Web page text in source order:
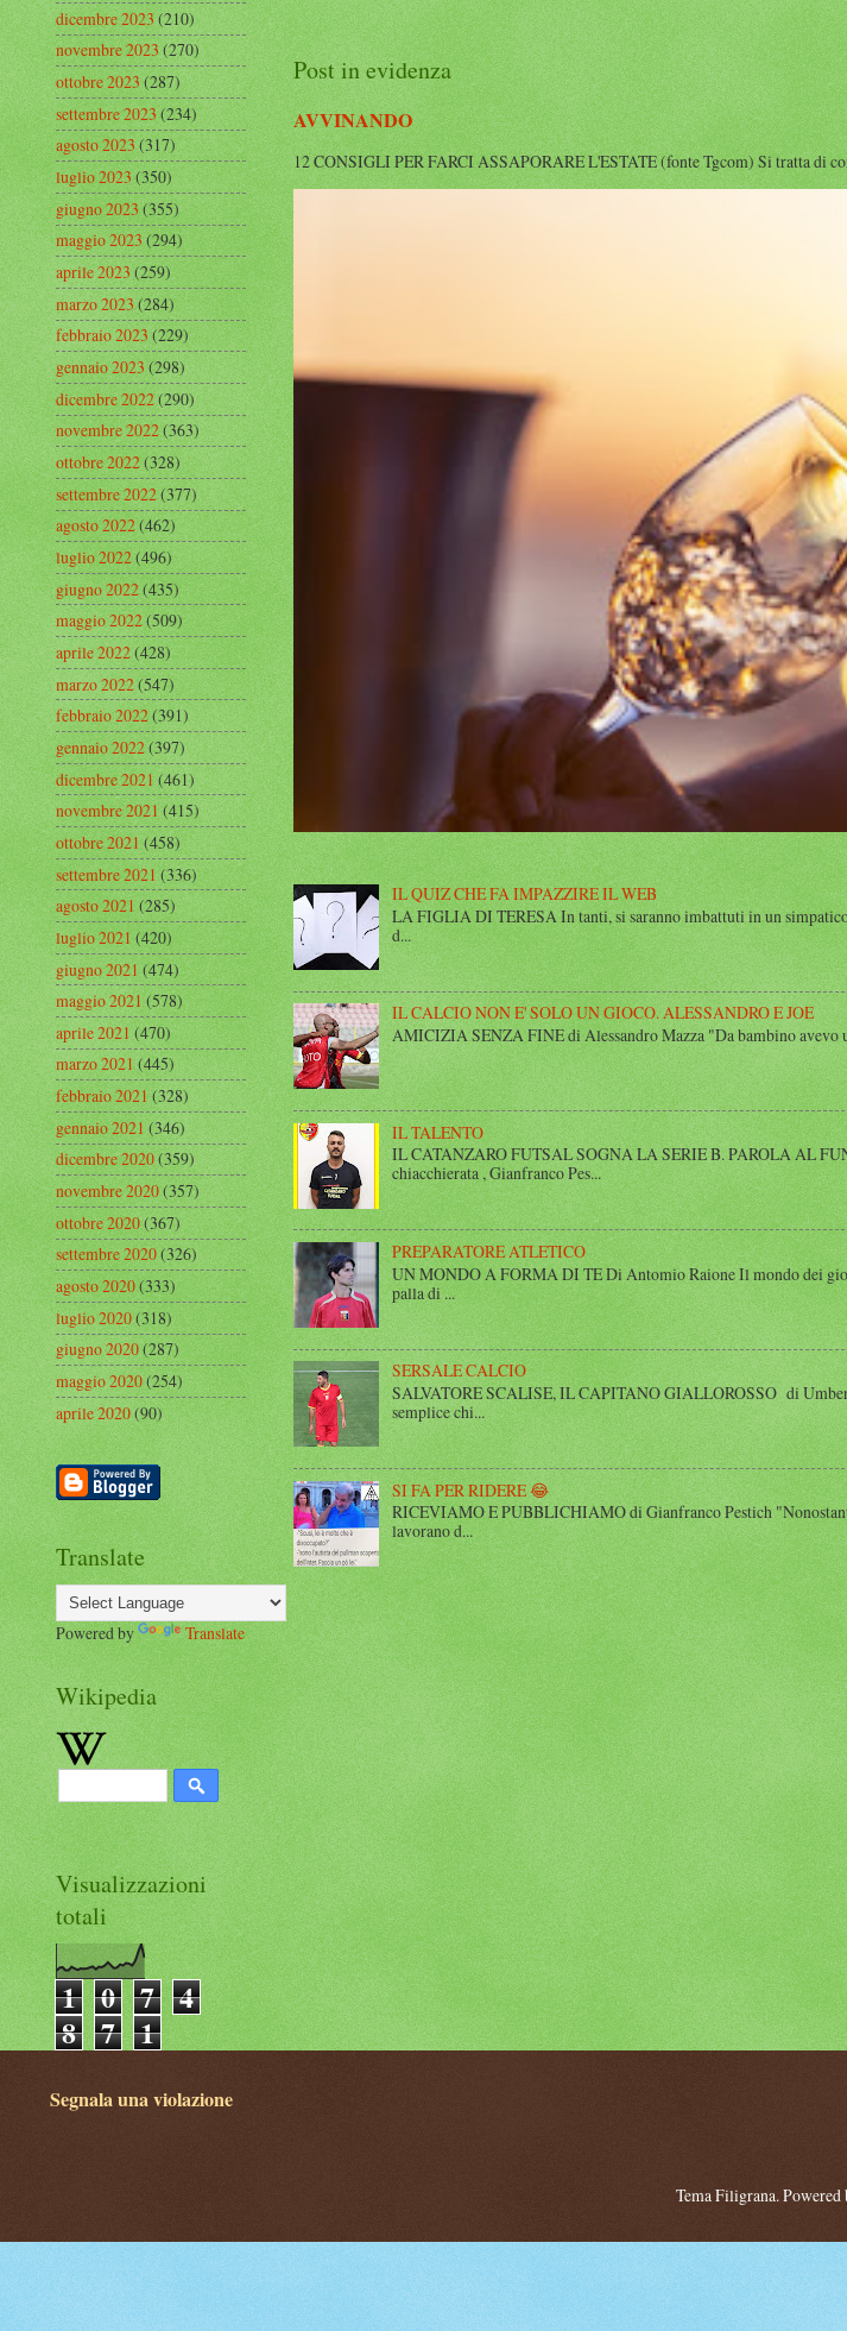
Post in evidenza
AVVINANDO
12 CONSIGLI PER FARCI ASSAPORARE L'ESTATE (fonte Tgcom) Si tratta di
IL QUIZ CHE FA IMPAZZIRE IL WEB
LA FIGLIA DI TERESA In tanti, si saranno imbattuti in un
d...
IL CALCIO NON E' SOLO UN GIOCO. ALESSANDRO E JOE
AMICIZIA SENZA FINE di Alessandro Mazza "Da bambino avevo
IL TALENTO
IL CATANZARO FUTSAL SOGNA LA SERIE B. PAROLA AL
chiacchierata , Gianfranco Pes...
PREPARATORE ATLETICO
UN MONDO A FORMA DI TE Di Antomio Raione Il mondo dei
palla di ...
SERSALE CALCIO
SALVATORE SCALISE, IL CAPITANO GIALLOROSSO di
semplice chi...
SI FA PER RIDERE 😂
RICEVIAMO E PUBBLICHIAMO di Gianfranco Pestich
lavorano d...
dicembre 2023(210)
novembre 2023(270)
ottobre 2023(287)
settembre 2023(234)
agosto 2023(317)
luglio 2023(350)
giugno 2023(355)
maggio 2023(294)
aprile 2023(259)
marzo 2023(284)
febbraio 2023(229)
gennaio 2023(298)
dicembre 2022(290)
novembre 2022(363)
ottobre 2022(328)
settembre 2022(377)
agosto 2022(462)
luglio 2022(496)
giugno 2022(435)
maggio 2022(509)
aprile 2022(428)
marzo 2022(547)
febbraio 2022(391)
gennaio 2022(397)
dicembre 2021(461)
novembre 2021(415)
ottobre 2021(458)
settembre 2021(336)
agosto 2021(285)
luglio 2021(420)
giugno 2021(474)
maggio 2021(578)
aprile 2021(470)
marzo 2021(445)
febbraio 2021(328)
gennaio 2021(346)
dicembre 2020(359)
novembre 2020(357)
ottobre 2020(367)
settembre 2020(326)
agosto 2020(333)
luglio 2020(318)
giugno 2020(287)
maggio 2020(254)
aprile 2020(90)
Translate
Powered by Translate
Wikipedia
Visualizzazioni
totali
1 0 7 4
8 7 1
Segnala una violazione
Tema Filigrana. Powered